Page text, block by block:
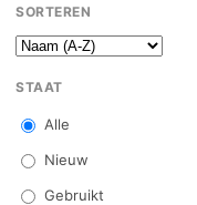
SORTEREN
STAAT
Alle
Nieuw
Gebruikt